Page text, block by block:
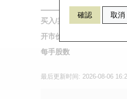
確認 取消
买入/卖出价
开市价
每手股数
最后更新时间: 2026-08-06